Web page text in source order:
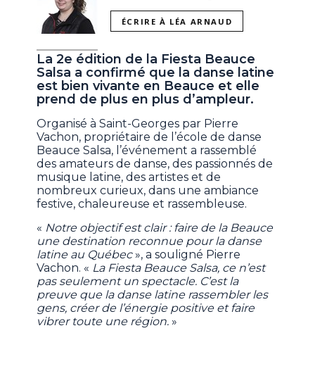
ÉCRIRE À LÉA ARNAUD
La 2e édition de la Fiesta Beauce
Salsa a confirmé que la danse latine
est bien vivante en Beauce et elle
prend de plus en plus d’ampleur.
Organisé à Saint-Georges par Pierre
Vachon, propriétaire de l’école de danse
Beauce Salsa, l’événement a rassemblé
des amateurs de danse, des passionnés de
musique latine, des artistes et de
nombreux curieux, dans une ambiance
festive, chaleureuse et rassembleuse.
« Notre objectif est clair : faire de la Beauce
une destination reconnue pour la danse
latine au Québec», a souligné Pierre
Vachon. « La Fiesta Beauce Salsa, ce n’est
pas seulement un spectacle. C’est la
preuve que la danse latine rassembler les
gens, créer de l’énergie positive et faire
vibrer toute une région. »